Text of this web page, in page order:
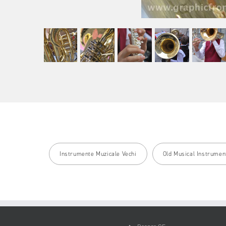
Instrumente Muzicale Vechi Old Musical